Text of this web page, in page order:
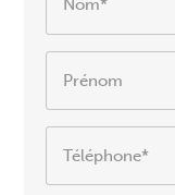
Nom*
Prénom
Téléphone*